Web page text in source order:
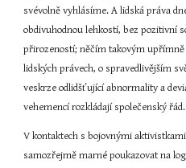
svévolně vyhlásíme. A lidská práva
obdivuhodnou lehkostí, bez pozitivní
přirozeností; něčím takovým
lidských právech, o spravedlivějším
veskrze odlidšťující abnormality a
vehemencí rozkládají společenský řád.
V kontaktech s bojovnými
samozřejmě marné poukazovat na